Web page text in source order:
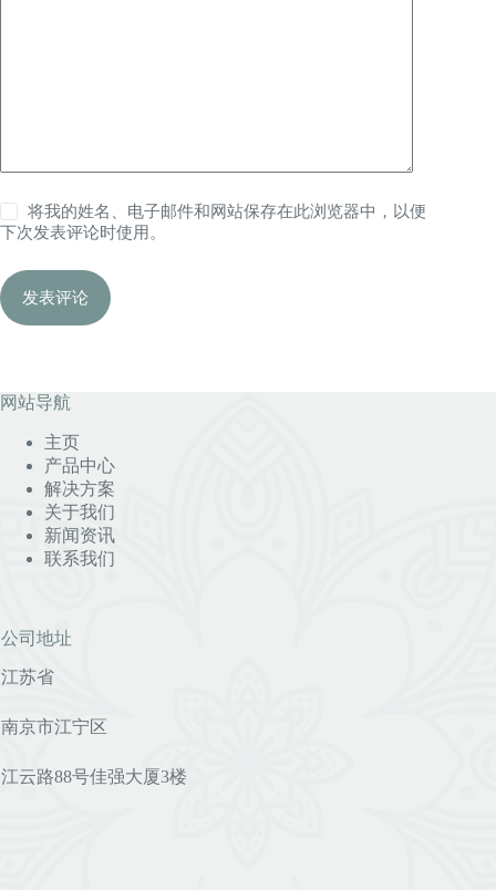
将我的姓名、电子邮件和网站保存在此浏览器中，以便
下次发表评论时使用。
发表评论
网站导航
主页
产品中心
解决方案
关于我们
新闻资讯
联系我们
公司地址
江苏省
南京市江宁区
江云路88号佳强大厦3楼